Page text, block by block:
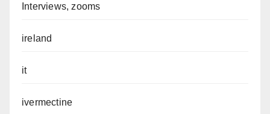
Interviews, zooms
ireland
it
ivermectine